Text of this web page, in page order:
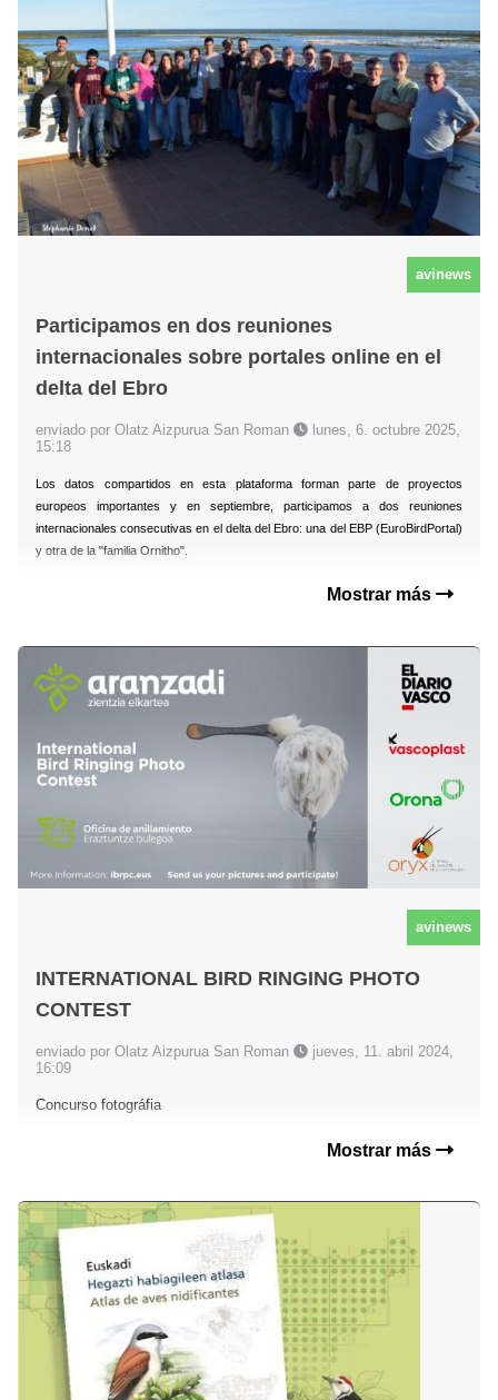
avinews
Participamos en dos reuniones
internacionales sobre portales online en el
delta del Ebro
enviado por Olatz Aizpurua San Roman
lunes, 6. octubre 2025,
15:18
Los datos compartidos en esta plataforma forman parte de proyectos
europeos importantes y en septiembre, participamos a dos reuniones
internacionales consecutivas en el delta del Ebro: una del EBP (EuroBirdPortal)
y otra de la "familia Ornitho".
Mostrar más
avinews
INTERNATIONAL BIRD RINGING PHOTO
CONTEST
enviado por Olatz Aizpurua San Roman
jueves, 11. abril 2024,
16:09
Concurso fotográfia
Mostrar más